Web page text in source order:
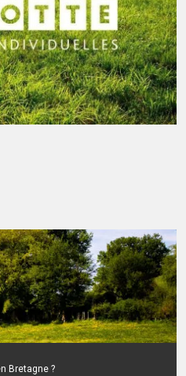
Bretagne ?